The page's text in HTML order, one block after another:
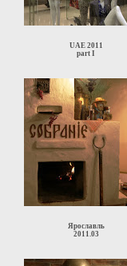
UAE 2011
part I
Ярославль
2011.03